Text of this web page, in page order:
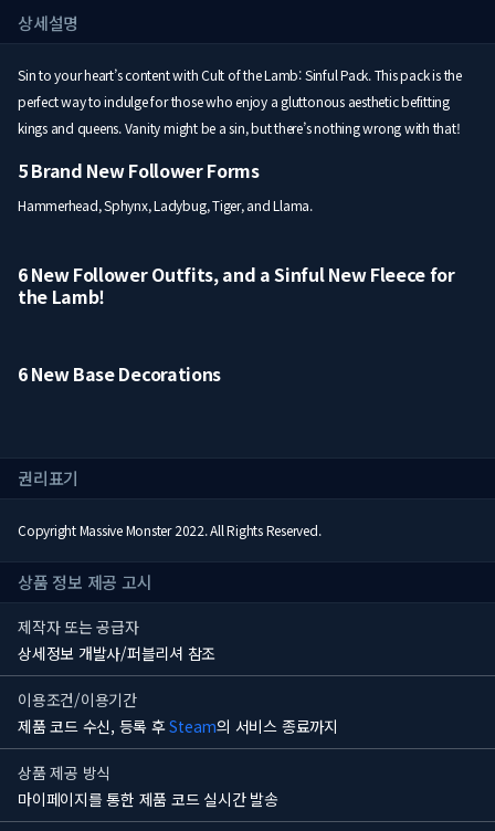
상세설명
Sin to your heart’s content with Cult of the Lamb: Sinful Pack. This pack is the
perfect way to indulge for those who enjoy a gluttonous aesthetic befitting
kings and queens. Vanity might be a sin, but there’s nothing wrong with that!
5 Brand New Follower Forms
Hammerhead, Sphynx, Ladybug, Tiger, and Llama.
6 New Follower Outfits, and a Sinful New Fleece for
the Lamb!
6 New Base Decorations
권리표기
Copyright Massive Monster 2022. All Rights Reserved.
상품 정보 제공 고시
제작자 또는 공급자
상세정보 개발사/퍼블리셔 참조
이용조건/이용기간
제품 코드 수신, 등록 후Steam의 서비스 종료까지
상품 제공 방식
마이페이지를 통한 제품 코드 실시간 발송